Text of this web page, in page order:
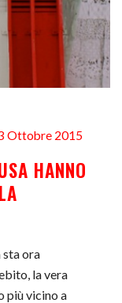
Ottobre 2015
HANNO
sta ora
la vera
più vicino a